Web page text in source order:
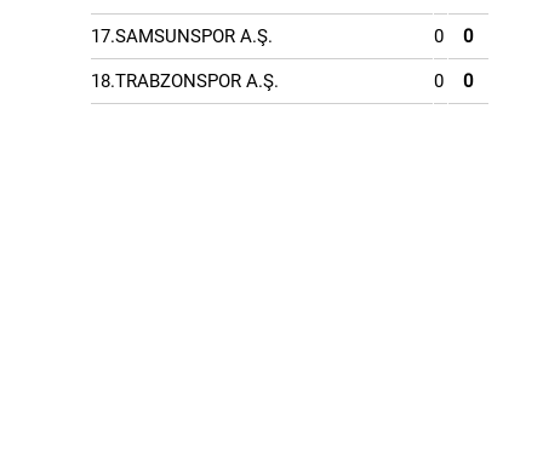
17.SAMSUNSPOR A.Ş. 0 0
18.TRABZONSPOR A.Ş. 0 0